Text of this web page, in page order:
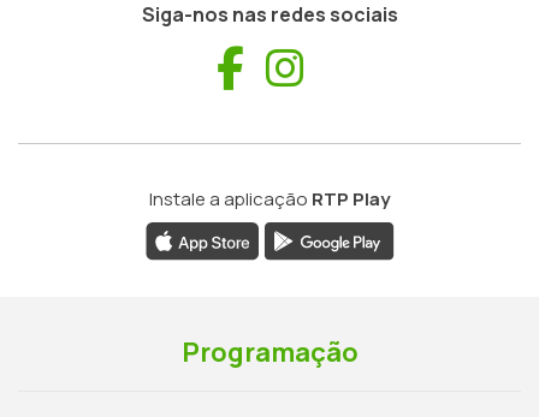
Siga-nos nas redes sociais
Facebook
Instale a aplicação RTP Play
Programação